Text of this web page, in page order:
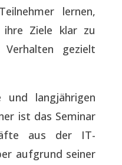
lernen,
Ziele klar zu
gezielt
und langjährigen
ist das Seminar
aus der IT-
aufgrund seiner